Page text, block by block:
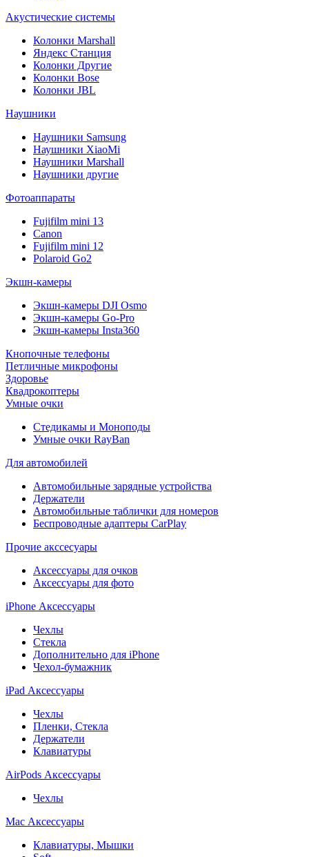
Акустические системы
Колонки Marshall
Яндекс Станция
Колонки Другие
Колонки Bose
Колонки JBL
Наушники
Наушники Samsung
Наушники XiaoMi
Наушники Marshall
Наушники другие
Фотоаппараты
Fujifilm mini 13
Canon
Fujifilm mini 12
Polaroid Go2
Экшн-камеры
Экшн-камеры DJI Osmo
Экшн-камеры Go-Pro
Экшн-камеры Insta360
Кнопочные телефоны
Петличные микрофоны
Здоровье
Квадрокоптеры
Умные очки
Стедикамы и Моноподы
Умные очки RayBan
Для автомобилей
Автомобильные зарядные устройства
Держатели
Автомобильные таблички для номеров
Беспроводные адаптеры CarPlay
Прочие акссесуары
Аксессуары для очков
Аксессуары для фото
iPhone Аксессуары
Чехлы
Стекла
Дополнительно для iPhone
Чехол-бумажник
iPad Аксессуары
Чехлы
Пленки, Стекла
Держатели
Клавиатуры
AirPods Аксессуары
Чехлы
Mac Аксессуары
Клавиатуры, Мышки